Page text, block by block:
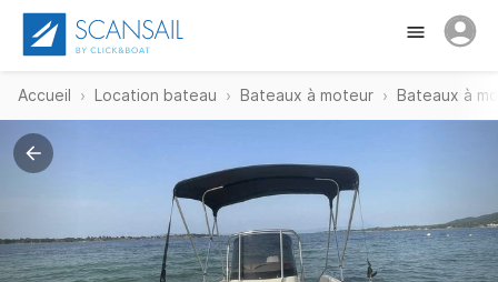
Accueil Location bateau Bateaux à moteur Bateaux à